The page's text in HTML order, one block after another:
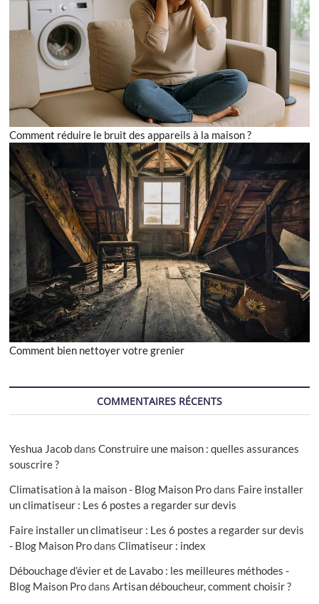
Comment réduire le bruit des appareils à la maison ?
Comment bien nettoyer votre grenier
COMMENTAIRES RÉCENTS
Yeshua JacobdansConstruire une maison : quelles assurances
souscrire ?
Climatisation à la maison - Blog Maison Prodans Faire installer
un climatiseur : Les 6 postes a regarder sur devis
Faire installer un climatiseur : Les 6 postes a regarder sur devis
- Blog Maison ProdansClimatiseur : index
Débouchage d’évier et de Lavabo : les meilleures méthodes -
Blog Maison ProdansArtisan déboucheur, comment choisir ?